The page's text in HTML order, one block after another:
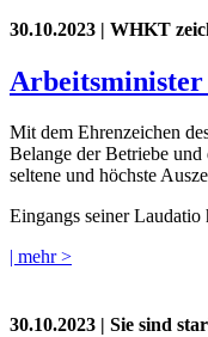
30.10.2023 | WHKT
Arbeitsminister
Mit dem Ehrenzeichen
Belange der Betriebe
seltene und höchste
Eingangs seiner Laudatio
| mehr >
30.10.2023 | Sie sind